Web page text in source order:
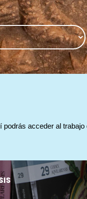
podrás acceder al